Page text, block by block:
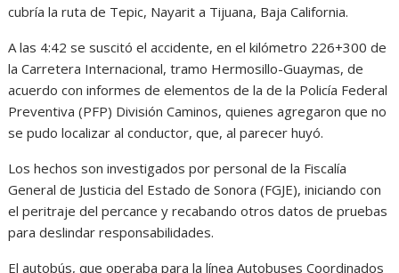
cubría la ruta de Tepic, Nayarit a Tijuana, Baja California.
A las 4:42 se suscitó el accidente, en el kilómetro 226+300 de
la Carretera Internacional, tramo Hermosillo-Guaymas, de
acuerdo con informes de elementos de la de la Policía Federal
Preventiva (PFP) División Caminos, quienes agregaron que no
se pudo localizar al conductor, que, al parecer huyó.
Los hechos son investigados por personal de la Fiscalía
General de Justicia del Estado de Sonora (FGJE), iniciando con
el peritraje del percance y recabando otros datos de pruebas
para deslindar responsabilidades.
El autobús, que operaba para la línea Autobuses Coordinados